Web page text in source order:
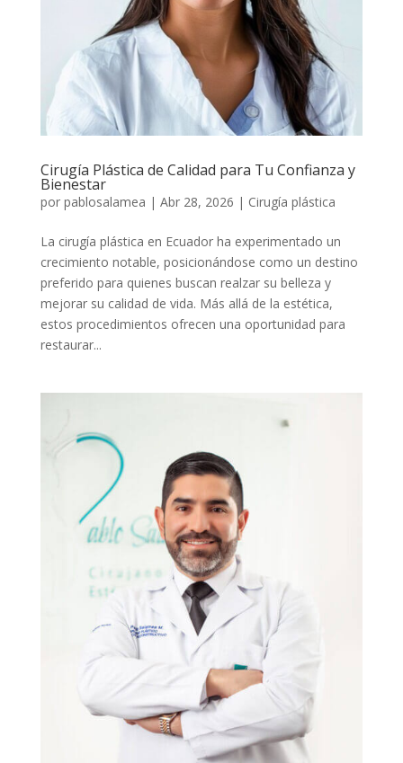
Cirugía Plástica de Calidad para Tu Confianza y
Bienestar
por pablosalamea | Abr 28, 2026 | Cirugía plástica
La cirugía plástica en Ecuador ha experimentado un
crecimiento notable, posicionándose como un destino
preferido para quienes buscan realzar su belleza y
mejorar su calidad de vida. Más allá de la estética,
estos procedimientos ofrecen una oportunidad para
restaurar...